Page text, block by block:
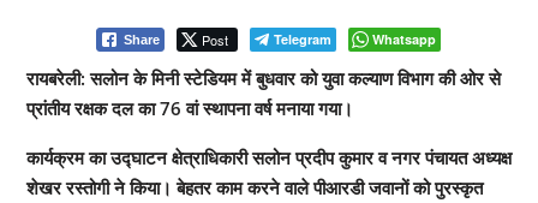
Share Post Telegram Whatsapp
रायबरेली: सलोन के मिनी स्टेडियम में बुधवार को युवा कल्याण विभाग की ओर से
प्रांतीय रक्षक दल का 76 वां स्थापना वर्ष मनाया गया।
कार्यक्रम का उद्घाटन क्षेत्राधिकारी सलोन प्रदीप कुमार व नगर पंचायत अध्यक्ष
शेखर रस्तोगी ने किया। बेहतर काम करने वाले पीआरडी जवानों को पुरस्कृत